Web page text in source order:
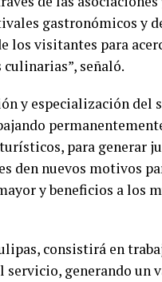
gastronómicos y
visitantes para
señaló.
y especialización del
para generar
den nuevos motivos
y beneficios a los
consistirá en
servicio, generando un